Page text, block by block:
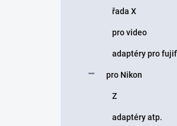
řada X
pro video
adaptéry pro
pro Nikon
Z
adaptéry atp.